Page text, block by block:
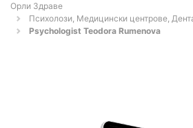
Орли Здраве
Психолози, Медицински центрове,
Psychologist Teodora Rumenova